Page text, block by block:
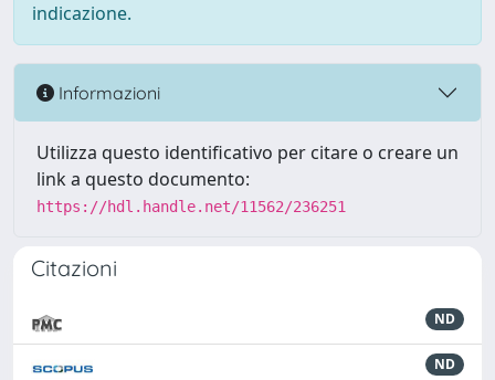
indicazione.
Informazioni
Utilizza questo identificativo per citare o creare un
link a questo documento:
https://hdl.handle.net/11562/236251
Citazioni
ND
ND